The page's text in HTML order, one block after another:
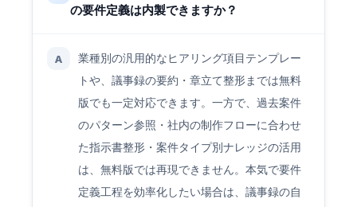
の要件定義は内製できますか？
A
業種別の汎用的なヒアリング項目テンプレー
トや、議事録の要約・章立て整形までは無料
版でも一定対応できます。一方で、過去案件
のパターン参照・社内の制作フローに合わせ
た指示書整形・案件タイプ別ナレッジの活用
は、無料版では再現できません。本気で要件
定義工程を効率化したい場合は、議事録の自